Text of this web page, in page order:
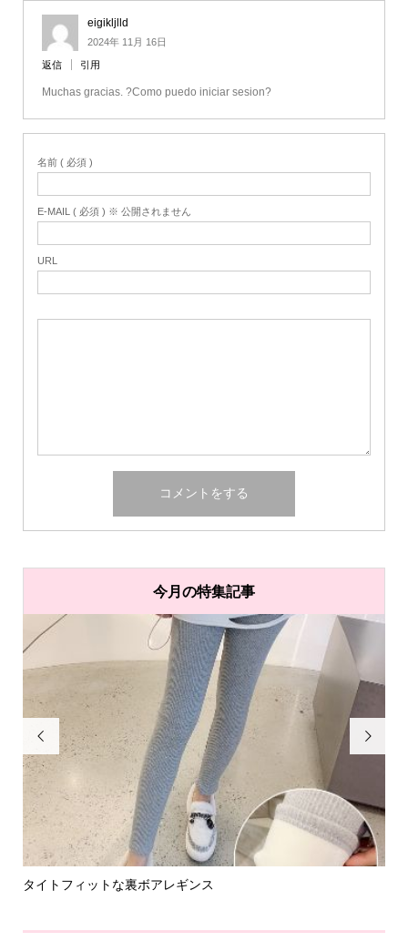
eigikljlld
2024年 11月 16日
返信 引用
Muchas gracias. ?Como puedo iniciar sesion?
名前 ( 必須 )
E-MAIL ( 必須 ) ※ 公開されません
URL
今月の特集記事

タイトフィットな裏ボアレギンス
